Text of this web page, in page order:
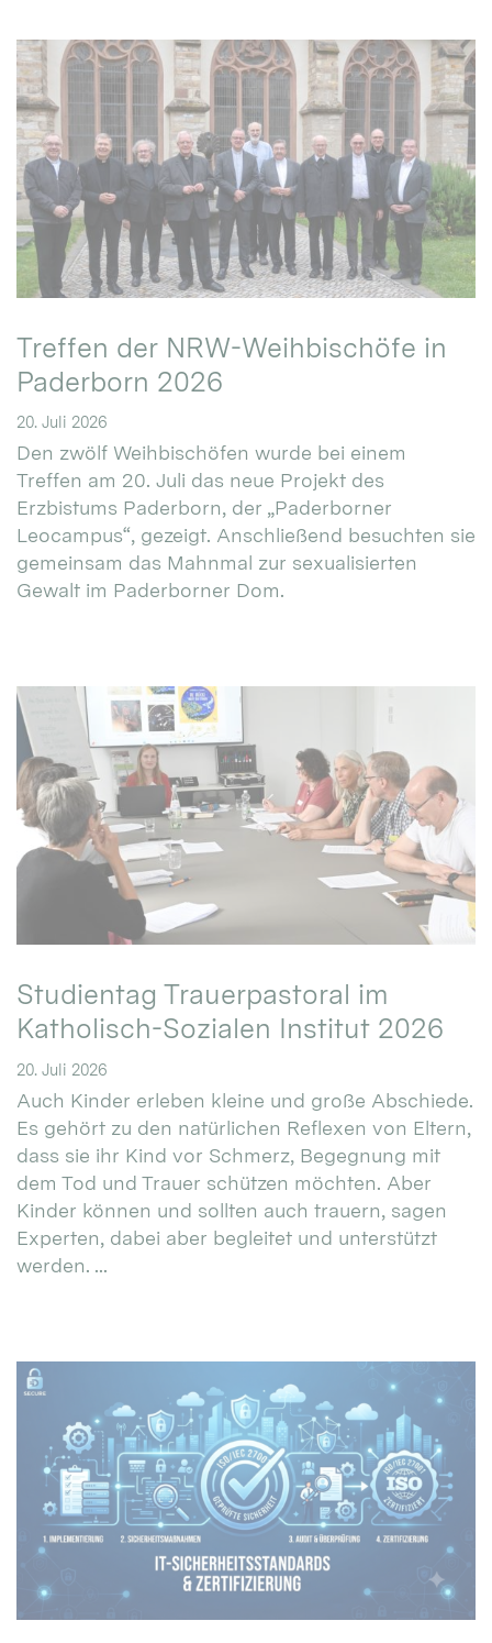
Treffen der NRW-Weihbischöfe in
Paderborn 2026
20. Juli 2026
Den zwölf Weihbischöfen wurde bei einem
Treffen am 20. Juli das neue Projekt des
Erzbistums Paderborn, der „Paderborner
Leocampus“, gezeigt. Anschließend besuchten sie
gemeinsam das Mahnmal zur sexualisierten
Gewalt im Paderborner Dom.
Studientag Trauerpastoral im
Katholisch-Sozialen Institut 2026
20. Juli 2026
Auch Kinder erleben kleine und große Abschiede.
Es gehört zu den natürlichen Reflexen von Eltern,
dass sie ihr Kind vor Schmerz, Begegnung mit
dem Tod und Trauer schützen möchten. Aber
Kinder können und sollten auch trauern, sagen
Experten, dabei aber begleitet und unterstützt
werden. ...